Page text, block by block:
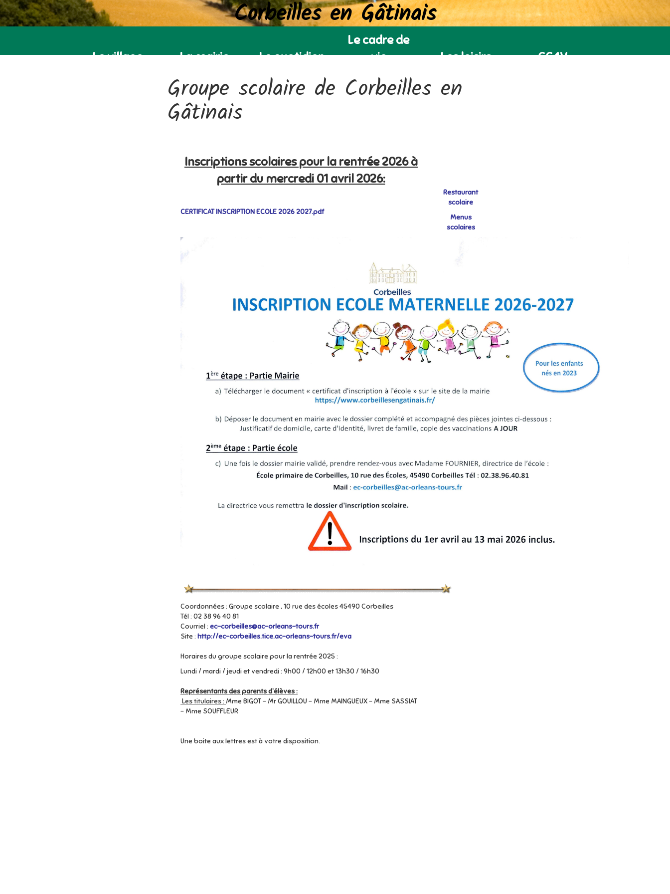
Corbeilles en Gâtinais
Le village La mairie Le quotidien
Le cadre de
vie
Les loisirs CC4V
Groupe scolaire de Corbeilles en
Gâtinais
Inscriptions scolaires pour la rentrée 2026 à
partir du mercredi 01 avril 2026:
CERTIFICAT INSCRIPTION ECOLE 2026 2027.pdf
Coordonnées : Groupe scolaire , 10 rue des écoles 45490 Corbeilles
Tél : 02 38 96 40 81
Courriel : ec-corbeilles@ac-orleans-tours.fr
Site : http://ec-corbeilles.tice.ac-orleans-tours.fr/eva
Horaires du groupe scolaire pour la rentrée 2025 :
Lundi / mardi / jeudi et vendredi : 9h00 / 12h00 et 13h30 / 16h30
Représentants des parents d’élèves :
Les titulaires : Mme BIGOT - Mr GOUILLOU - Mme MAINGUEUX - Mme SASSIAT
- Mme SOUFFLEUR
Une boite aux lettres est à votre disposition.
Restaurant
scolaire
Menus
scolaires